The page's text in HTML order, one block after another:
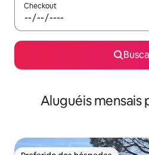
Checkout
Aluguéis mensais